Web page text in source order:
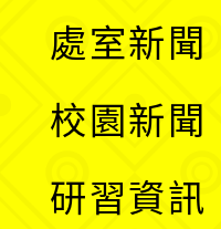
處室新聞
校園新聞
研習資訊